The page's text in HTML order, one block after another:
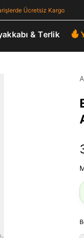
Ücretsiz Kargo
& Terlik